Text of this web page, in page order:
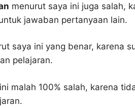
menurut saya ini juga salah,
jawaban pertanyaan lain.
saya ini yang benar, karena
pelajaran.
malah 100% salah, karena